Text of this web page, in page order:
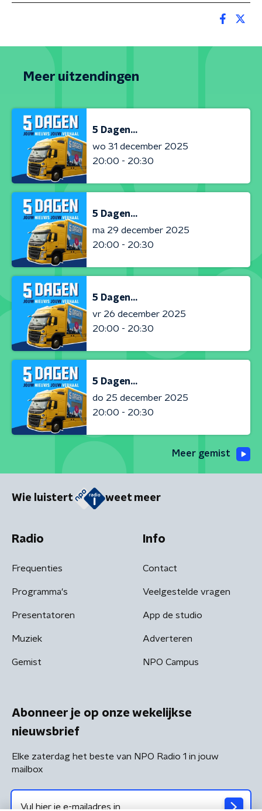
Meer uitzendingen
5 Dagen...
wo 31 december 2025
20:00 - 20:30
5 Dagen...
ma 29 december 2025
20:00 - 20:30
5 Dagen...
vr 26 december 2025
20:00 - 20:30
5 Dagen...
do 25 december 2025
20:00 - 20:30
Meer gemist
Wie luistert weet meer
Radio
Frequenties
Programma's
Presentatoren
Muziek
Gemist
Info
Contact
Veelgestelde vragen
App de studio
Adverteren
NPO Campus
Abonneer je op onze wekelijkse
nieuwsbrief
Elke zaterdag het beste van NPO Radio 1 in jouw
mailbox